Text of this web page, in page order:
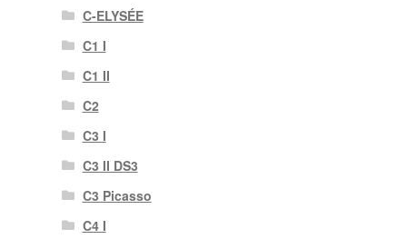
C-ELYSÉE
C1 I
C1 II
C2
C3 I
C3 II DS3
C3 Picasso
C4 I